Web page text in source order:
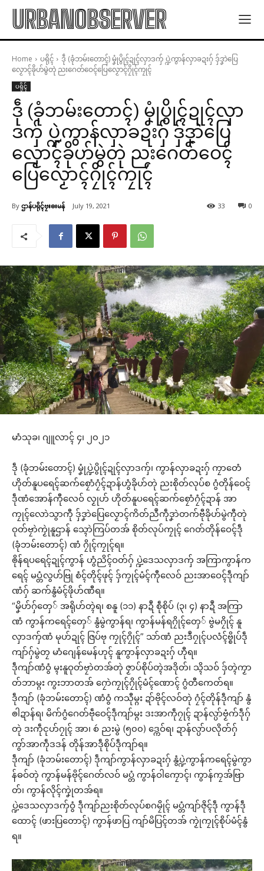
URBANOBSERVER
Home ပရိုၚ်
ဒဵု (ခုံဘမ်းတောၚ်) မၞုံပွိုၚ်ဍုၚ်လှာဒကှ် ပ္ဍဲကွာန်လှာခဍးဂှ် ဒှ်ဒၞာဲပြေ
လၟောၚ်ခိုဟ်မွဲတုဲ ညးဂေတ်ဝေၚ်ပြေလၟောၚ်ဂၠိုၚ်ကၠုၚ်
ပရိုၚ်
ဒဵု (ခုံဘမ်းတောၚ်) မၞုံပွိုၚ်ဍုၚ်လှာ
ဒကှ် ပ္ဍဲကွာန်လှာခဍးဂှ် ဒှ်ဒၞာဲပြေ
လၟောၚ်ခိုဟ်မွဲတုဲ ညးဂေတ်ဝေၚ်
ပြေလၟောၚ်ဂၠိုၚ်ကၠုၚ်
By ဌာန်ပရိုၚ်ဗၠးၜးမန် July 19, 2021 0
33
မာံသုခ၊ ဂျူလာၚ် ၄၊ ၂၀၂၁
ဒဵု (ခုံဘမ်းတောၚ်) မၞုံပ္ဍဲပွိုၚ်ဍုၚ်လှာဒကှ်၊ ကွာန်လှာခဍးဂှ် ကၠာတေံ
ဟိုတ်နူပရေၚ်ဆက်စၠောံဂၠံၚ်ဍာန်ဟွံခိုဟ်တုဲ ညးစိုတ်လုပ်စ ဂွံတိုန်ဝေၚ်
ဒဵုဏံအောန်ကီုလေဝ် လၟုဟ် ဟိုတ်နူပရေၚ်ဆက်စၠောံဂၠံၚ်ဍာန် အာ
ကၠုၚ်လောဲသွာကီု ဒှ်ဒၞာဲပြေလၟောၚ်ကိတ်ညဳကဵုဒၞာဲတက်ဗီုခိုဟ်မွဲကီုတုဲ
ဝုတ်ဗၠာဲကၟုဲနူဌာန် သ္ၚောဲကြပ်တအ် စိုတ်လုပ်ကၠုၚ် ဂေတ်တိုန်ဝေၚ်ဒဵု
(ခုံဘမ်းတောၚ်) ဏံ ဂၠိုၚ်ကၠုၚ်ရ။
ၜိုန်ရပရေၚ်ဍုၚ်ကွာန် ဟွံညိၚ်ဝတ်ဂှ် ပ္ဍဲဒေသလှာဒကှ် အကြာကွာန်က
ရေၚ် မပ္တံလွဟ်ဗြု စံၚ်တိုၚ်ဖုၚ် ဒှ်ကၠုၚ်မံၚ်ကီုလေဝ် ညးအာဝေၚ်ဒဵုကျာ်
ဏံဂှ် ဆက်နွံမံၚ်ဖိုဟ်ဏီရ။
“မၞိဟ်ဂှ်တှေ် အရိုဟ်တ္ၚဲရ၊ စနူ (၁၁) နာဍဳ စဵုစိုပ် (၃၊ ၄) နာဍဳ အကြာ
ဏံ ကွာန်ကရေၚ်တှေ် နွံမွဲကွာန်ရ၊ ကွာန်မန်ရဂၠိုၚ်တှေ် ဗွဲမဂၠိုၚ် နူ
လှာဒကှ်ဏံ မုဟ်ဍုၚ် ဇြပ်ဗု ကၠုၚ်ဂၠိုၚ်” သာ်ဏံ ညးဒဳဂၠုၚ်ပလံၚ်ဗ္စိုပ်ဒဵု
ကျာ်ဂှ်မွဲတၠ မာံဂျေန်မေန်ဟုၚ် နူကွာန်လှာခဍးဂှ် ဟီုရ။
ဒဵုကျာ်ဏံဝွံ မ္ၚးနူဝုတ်ဗၠာဲတအ်တုဲ ဇၟာပ်စိုပ်တ္ၚဲအဒိုတ်၊ သ္ၚိသဝ် ဒှ်တ္ၚဲကၟာ
တ်ဘာမ္ဂး ကွးဘာတအ် ဂၠောဲကၠုၚ်ဂၠိုၚ်မံၚ်ဏောၚ် ဂွံတီကေတ်ရ။
ဒဵုကျာ် (ခုံဘမ်းတောၚ်) ဏံဝွံ ကသီုမ္ဂး ဍာ်ဗိုၚ်လဝ်တုဲ ဂၠံၚ်တိုန်ဒဵုကျာ် နွံ
ၜါဍာန်ရ၊ မိက်ဂွံဂေတ်ဗဵုဝေၚ်ဒဵုကျာ်မ္ဂး ဒးအာကဵုဂၠုၚ် ဍာန်လ္ပာ်ဗၟံက်ဒဵုဂှ်
တုဲ ဒးကဵုၚုဟ်ဂၠုၚ် အာ၊ စဴ ညးမွဲ (၅၀၀) ဒ္ကေဝ်ရ၊ ဍာန်လ္ပာ်ပလိုတ်ဂှ်
ကွာ်အာကဵုဒဒန် တိုန်အာဒဵုစိုပ်ဒဵုကျာ်ရ။
ဒဵုကျာ် (ခုံဘမ်းတောၚ်) ဒဵုကျာ်ကွာန်လှာခဍးဂှ် နွံပ္ဍဲကွာန်ကရေၚ်မွဲကွာ
န်ဓဝ်တုဲ ကွာန်မန်ဗိုၚ်ဂေတ်လဝ် မပ္တံ ကွာန်ဝါကၠောၚ်၊ ကွာန်ကၠအ်ဗြာ
တ်၊ ကွာန်လိုၚ်ကၞုဲတအ်ရ။
ပ္ဍဲဒေသလှာဒကှ်ဝွံ ဒဵုကျာ်ညးစိုတ်လုပ်စဂမၠိုၚ် မပ္တံကျာ်ဇိုၚ်ဒဵု ကွာန်ဒဵု
ထောၚ် (ဖားပြတောၚ်) ကွာန်ဖာပြ ကျာ်မိပြၚ်တအ် ကၟုဲကၠုၚ်စိုပ်မံၚ်နွံ
ရ။